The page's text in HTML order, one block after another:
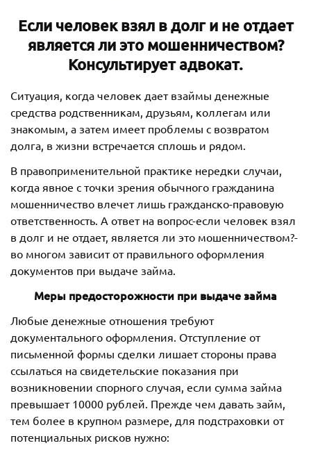
Если человек взял в долг и не отдает
является ли это мошенничеством?
Консультирует адвокат.
Ситуация, когда человек дает взаймы денежные
средства родственникам, друзьям, коллегам или
знакомым, а затем имеет проблемы с возвратом
долга, в жизни встречается сплошь и рядом.
В правоприменительной практике нередки случаи,
когда явное с точки зрения обычного гражданина
мошенничество влечет лишь гражданско-правовую
ответственность. А ответ на вопрос-если человек взял
в долг и не отдает, является ли это мошенничеством?-
во многом зависит от правильного оформления
документов при выдаче займа.
Меры предосторожности при выдаче займа
Любые денежные отношения требуют
документального оформления. Отступление от
письменной формы сделки лишает стороны права
ссылаться на свидетельские показания при
возникновении спорного случая, если сумма займа
превышает 10000 рублей. Прежде чем давать займ,
тем более в крупном размере, для подстраховки от
потенциальных рисков нужно: